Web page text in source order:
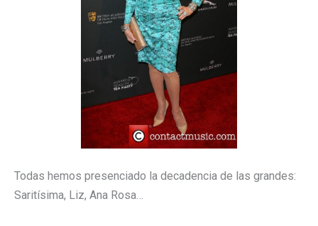
Todas hemos presenciado la decadencia de las grandes:
Saritísima, Liz, Ana Rosa…